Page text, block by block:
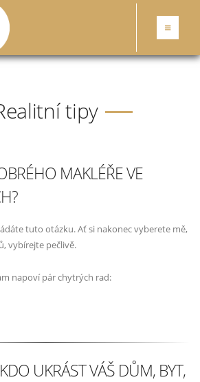
tipy
MAKLÉŘE VE
tuto otázku. Ať si nakonec vyberete mě,
vybírejte pečlivě.
napoví pár chytrých rad:
UKRÁST VÁŠ DŮM, BYT,